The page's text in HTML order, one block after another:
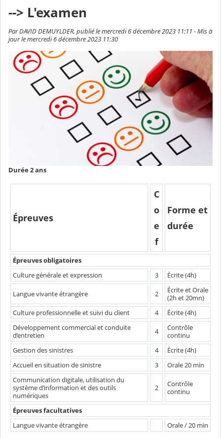
--> L'examen
Par DAVID DEMUYLDER, publié le mercredi 6 décembre 2023 11:11 - Mis à
jour le mercredi 6 décembre 2023 11:30
Durée 2 ans
Épreuves
C
o
e
f
Forme et
durée
Épreuves obligatoires
Culture générale et expression
3 Écrite (4h)
Langue vivante étrangère 2
Écrite et Orale
(2h et 20mn)
Culture professionnelle et suivi du client
4
Écrite (4h)
Développement commercial et conduite
d’entretien
4
Contrôle
continu
Gestion des sinistres
4
Écrite (4h)
Accueil en situation de sinistre
3
Orale 20 min
Communication digitale, utilisation du
système d’information et des outils
numériques
2
Contrôle
continu
Épreuves facultatives
Langue vivante étrangère
Orale / 20 min